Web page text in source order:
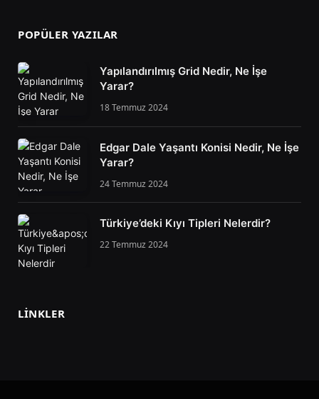
POPÜLER YAZILAR
Yapılandırılmış Grid Nedir, Ne İşe
Yarar?
18 Temmuz 2024
Edgar Dale Yaşantı Konisi Nedir, Ne İşe
Yarar?
24 Temmuz 2024
Türkiye’deki Kıyı Tipleri Nelerdir?
22 Temmuz 2024
LINKLER